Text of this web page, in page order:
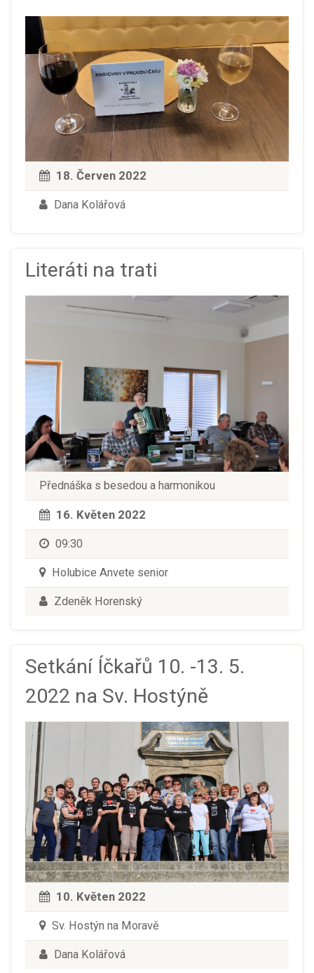
18. Červen 2022
Dana Kolářová
Literáti na trati
Přednáška s besedou a harmonikou
16. Květen 2022
09:30
Holubice Anvete senior
Zdeněk Horenský
Setkání Íčkařů 10. -13. 5.
2022 na Sv. Hostýně
10. Květen 2022
Sv. Hostýn na Moravě
Dana Kolářová